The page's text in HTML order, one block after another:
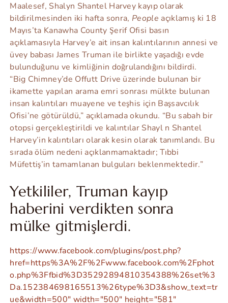
Maalesef, Shalyn Shantel Harvey kayıp olarak
bildirilmesinden iki hafta sonra, People açıklamış ki 18
Mayıs’ta Kanawha County Şerif Ofisi basın
açıklamasıyla Harvey’e ait insan kalıntılarının annesi ve
üvey babası James Truman ile birlikte yaşadığı evde
bulunduğunu ve kimliğinin doğrulandığını bildirdi.
“Big Chimney’de Offutt Drive üzerinde bulunan bir
ikamette yapılan arama emri sonrası mülkte bulunan
insan kalıntıları muayene ve teşhis için Başsavcılık
Ofisi’ne götürüldü,” açıklamada okundu. “Bu sabah bir
otopsi gerçekleştirildi ve kalıntılar Shayl n Shantel
Harvey’in kalıntıları olarak kesin olarak tanımlandı. Bu
sırada ölüm nedeni açıklanmamaktadır; Tıbbi
Müfettiş’in tamamlanan bulguları beklenmektedir.”
Yetkililer, Truman kayıp
haberini verdikten sonra
mülke gitmişlerdi.
https://www.facebook.com/plugins/post.php?
href=https%3A%2F%2Fwww.facebook.com%2Fphot
o.php%3Ffbid%3D35292894810354388%26set%3
Da.152384698165513%26type%3D3&show_text=tr
ue&width=500" width="500" height="581"